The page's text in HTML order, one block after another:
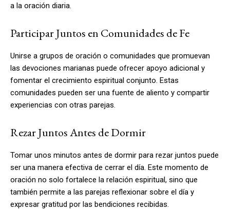
a la oración diaria.
Participar Juntos en Comunidades de Fe
Unirse a grupos de oración o comunidades que promuevan
las devociones marianas puede ofrecer apoyo adicional y
fomentar el crecimiento espiritual conjunto. Estas
comunidades pueden ser una fuente de aliento y compartir
experiencias con otras parejas.
Rezar Juntos Antes de Dormir
Tomar unos minutos antes de dormir para rezar juntos puede
ser una manera efectiva de cerrar el día. Este momento de
oración no solo fortalece la relación espiritual, sino que
también permite a las parejas reflexionar sobre el día y
expresar gratitud por las bendiciones recibidas.